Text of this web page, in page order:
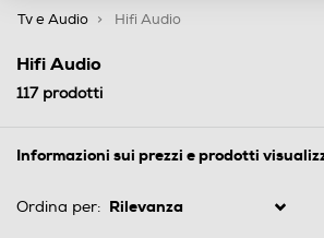
Tv e Audio Hifi Audio
Hifi Audio
117prodotti
Informazioni sui prezzi e prodotti
Ordina per: